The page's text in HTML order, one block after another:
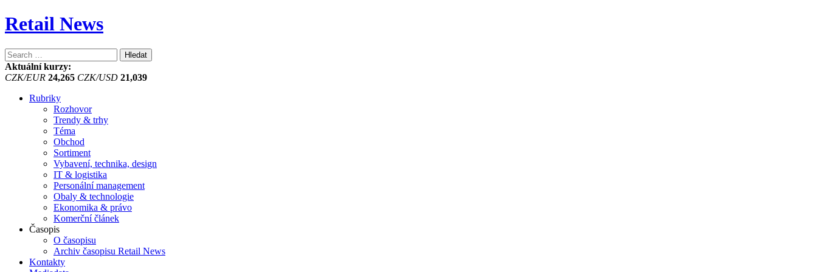
Retail News
Vyhledávání
Aktuální kurzy:
CZK/EUR 24,265 CZK/USD 21,039
Rubriky
Rozhovor
Trendy & trhy
Téma
Obchod
Sortiment
Vybavení, technika, design
IT & logistika
Personální management
Obaly & technologie
Ekonomika & právo
Komerční článek
Časopis
O časopisu
Archiv časopisu Retail News
Kontakty